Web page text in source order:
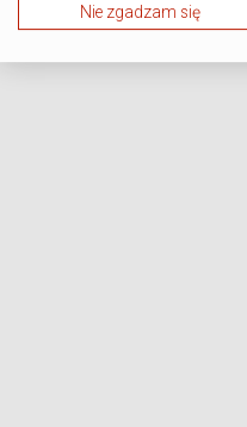
Nie zgadzam się